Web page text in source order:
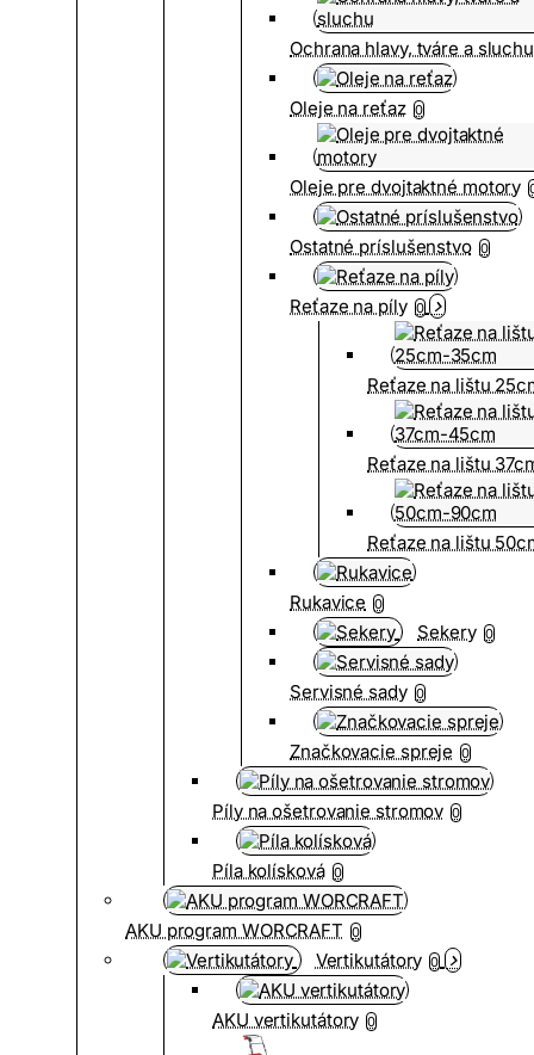
Ochrana hlavy, tváre a sluchu
Oleje na reťaz 0
Oleje pre dvojtaktné motory
Ostatné príslušenstvo 0
Reťaze na píly 0
Reťaze na lištu
Reťaze na lištu
Reťaze na lištu
Rukavice 0
Sekery 0
Servisné sady 0
Značkovacie spreje 0
Píly na ošetrovanie stromov 0
Píla kolísková 0
AKU program WORCRAFT 0
Vertikutátory 0
AKU vertikutátory 0